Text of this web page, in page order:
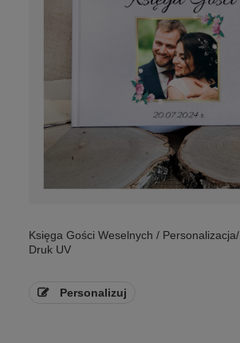
Księga Gości Weselnych / Personalizacja/
Druk UV
Personalizuj